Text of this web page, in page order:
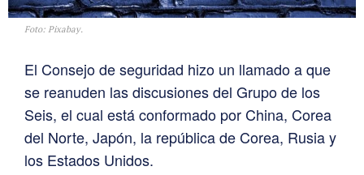
Foto: Pixabay.
El Consejo de seguridad hizo un llamado a que
se reanuden las discusiones del Grupo de los
Seis, el cual está conformado por China, Corea
del Norte, Japón, la república de Corea, Rusia y
los Estados Unidos.